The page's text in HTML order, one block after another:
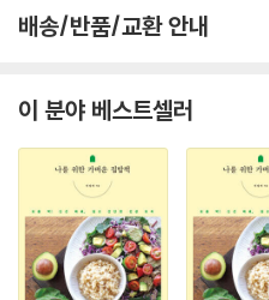
프로틴 스틱
오순도순
가슴이 콩닭콩닭
백 투 더 치킨
비어 슈림프
소테미너
치킨마요랑깨
따라미소
고 재료를 가감할 때가 많고 게스트
시피와 다르게 요리하기도 한다.
하지만 요리 초보에게 조리 분량은
없어 폭망했다'며 볼멘소리를 하는
반으로 요리 연구가 문인영 씨가 조
송 중에는 게스트의 입맛을 반영해
는데 책 속 조리 분량은 보편적인
맞는 음식’으로 만드는 데 주력했다.
를 가감하다 보면 나만의 레시피를
배송/반품/교환 안내
이 분야 베스트셀러